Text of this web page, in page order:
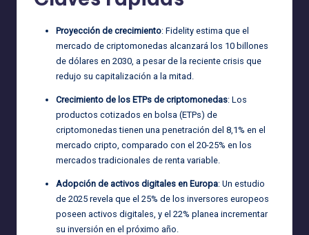
Proyección de crecimiento: Fidelity estima que el
mercado de criptomonedas alcanzará los 10 billones
de dólares en 2030, a pesar de la reciente crisis que
redujo su capitalización a la mitad.
Crecimiento de los ETPs de criptomonedas: Los
productos cotizados en bolsa (ETPs) de
criptomonedas tienen una penetración del 8,1% en el
mercado cripto, comparado con el 20-25% en los
mercados tradicionales de renta variable.
Adopción de activos digitales en Europa: Un estudio
de 2025 revela que el 25% de los inversores europeos
poseen activos digitales, y el 22% planea incrementar
su inversión en el próximo año.